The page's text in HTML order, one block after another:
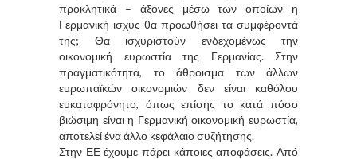
προκλητικά – άξονες μέσω των οποίων η
Γερμανική ισχύς θα προωθήσει τα συμφέροντά
της; Θα ισχυριστούν ενδεχομένως την
οικονομική ευρωστία της Γερμανίας. Στην
πραγματικότητα, το άθροισμα των άλλων
ευρωπαϊκών οικονομιών δεν είναι καθόλου
ευκαταφρόνητο, όπως επίσης το κατά πόσο
βιώσιμη είναι η Γερμανική οικονομική ευρωστία,
αποτελεί ένα άλλο κεφάλαιο συζήτησης.
Στην ΕΕ έχουμε πάρει κάποιες αποφάσεις. Από